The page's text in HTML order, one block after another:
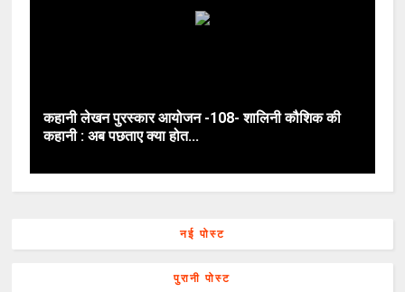
कहानी लेखन पुरस्कार आयोजन -108- शालिनी कौशिक की
कहानी : अब पछताए क्या होत...
नई पोस्ट
पुरानी पोस्ट